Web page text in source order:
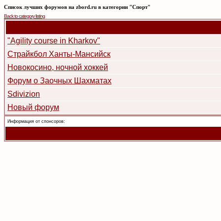
Список лучших форумов на zbord.ru в категории "Спорт"
Back to category listing
"Аgility course in Kharkov"
Страйкбол Ханты-Мансийск
Новокосино, ночной хоккей
Форум о Заочных Шахматах
Sdivizion
Новый форум
Информация от спонсоров: